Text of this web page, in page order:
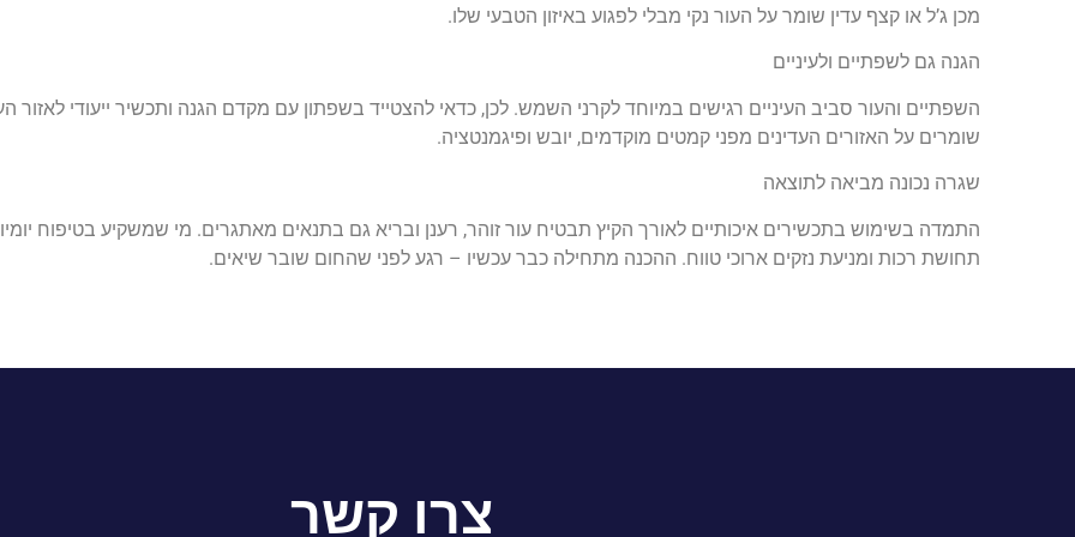
מכן ג’ל או קצף עדין שומר על העור נקי מבלי לפגוע באיזון הטבעי שלו.
הגנה גם לשפתיים ולעיניים
השפתיים והעור סביב העיניים רגישים במיוחד לקרני השמש. לכן, כדאי להצטייד בשפתון עם מקדם הגנה ותכשיר ייעודי לאזור
שומרים על האזורים העדינים מפני קמטים מוקדמים, יובש ופיגמנטציה.
שגרה נכונה מביאה לתוצאה
התמדה בשימוש בתכשירים איכותיים לאורך הקיץ תבטיח עור זוהר, רענן ובריא גם בתנאים מאתגרים. מי שמשקיע בטיפוח
תחושת רכות ומניעת נזקים ארוכי טווח. ההכנה מתחילה כבר עכשיו – רגע לפני שהחום שובר שיאים.
צרו קשר